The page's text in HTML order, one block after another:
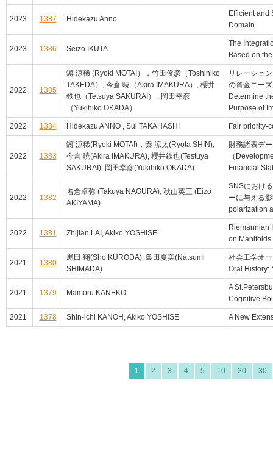
2023 1387 Hidekazu Anno
Efficient and
Domain
2023 1386 Seizo IKUTA
The
Based on
2022 1385
罇 涼稀 (Ryoki MOTAI），竹田俊彦（Toshihiko
TAKEDA）, 今倉 暁（Akira IMAKURA）, 櫻井
鉄也（Tetsuya SAKURAI） , 岡田幸彦
（Yukihiko OKADA）
リレーショ
の資金ニー
Determine
Purpose of
2022 1384 Hidekazu ANNO , Sui TAKAHASHI Fair priority-
2022 1383
罇 涼稀(Ryoki MOTAI)，秦 涼太(Ryota SHIN),
今倉 暁(Akira IMAKURA), 櫻井鉄也(Testuya
SAKURAI), 岡田幸彦(Yukihiko OKADA)
財務諸表デ
（
Financial
2022 1382
名倉卓弥 (Takuya NAGURA), 秋山英三 (Eizo
AKIYAMA)
SNSにおけ
ーに与える
polarization
2022 1381 Zhijian LAI, Akiko YOSHISE
Riemannian
on Manifolds
2021 1380
黒田 翔(Sho KURODA), 島田夏美(Natsumi
SHIMADA)
社会工学オ
Oral History:
2021 1379 Mamoru KANEKO
A
Cognitive
2021 1378 Shin-ichi KANOH, Akiko YOSHISE A New
1 2 3 4 5 10 20 30